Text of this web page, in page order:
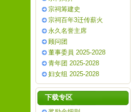
宗祠筹建史
宗祠百年3迁传薪火
永久名誉主席
顾问团
董事委員 2025-2028
青年团 2025-2028
妇女组 2025-2028
下载专区